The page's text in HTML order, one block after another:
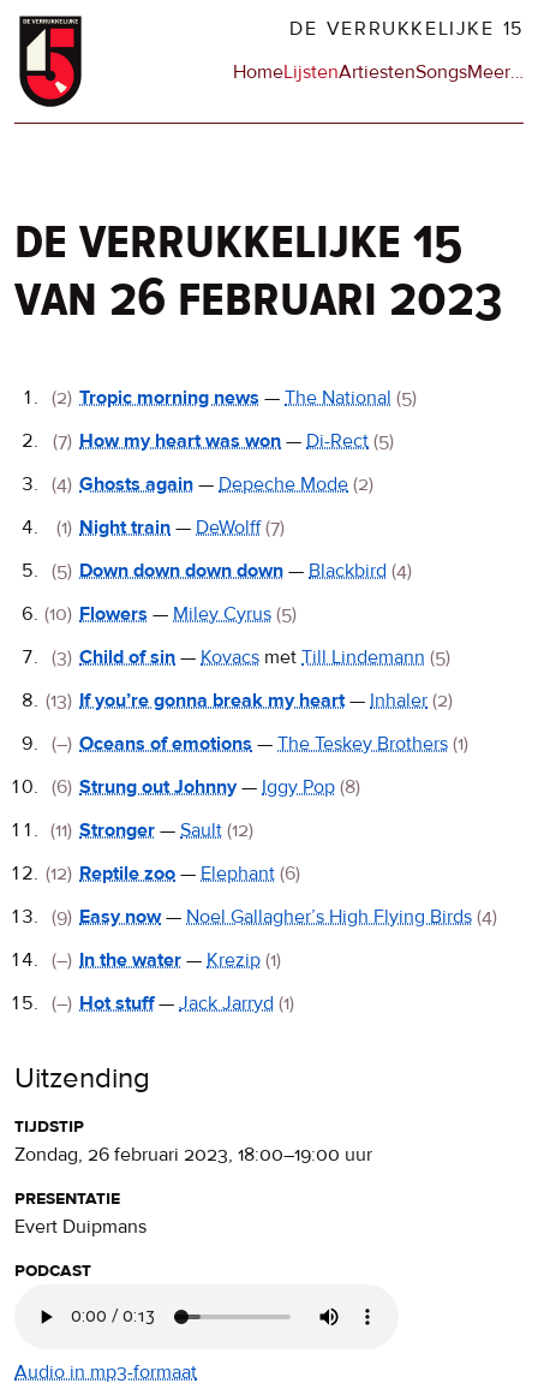
Overslaan
naar
DE VERRUKKELIJKE 15
Hoofdnavigatie
HomeLijstenArtiestenSongsMeerop
…
de verrukkelijke 15
van 26 februari 2023
De
Verrukkelijke
15
(2) Tropic morning news — The National (5)
(7) How my heart was won — Di-Rect (5)
(4) Ghosts again — Depeche Mode (2)
(1) Night train — DeWolff (7)
(5) Down down down down — Blackbird (4)
(10) Flowers — Miley Cyrus (5)
(3) Child of sin — Kovacs met Till Lindemann (5)
(13) If you’re gonna break my heart— Inhaler (2)
(–) Oceans of emotions — The Teskey Brothers (1)
(6) Strung out Johnny— Iggy Pop (8)
(11) Stronger — Sault (12)
(12) Reptile zoo — Elephant (6)
(9) Easy now— Noel Gallagher’s High Flying Birds (4)
(–) In the water — Krezip (1)
(–) Hot stuff— Jack Jarryd (1)
Uitzending
tijdstip
zondag, 26 februari 2023, 18:00–19:00 uur
presentatie
Evert Duipmans
podcast
Audio in mp3-formaat